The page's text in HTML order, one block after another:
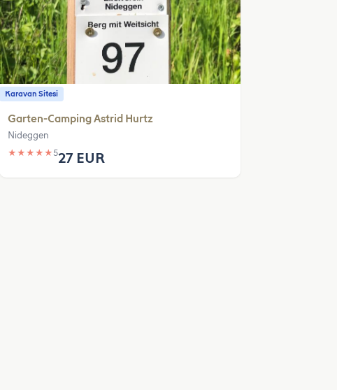
Karavan Sitesi
Garten-Camping Astrid Hurtz
Nideggen
★ ★ ★ ★ ★527 EUR